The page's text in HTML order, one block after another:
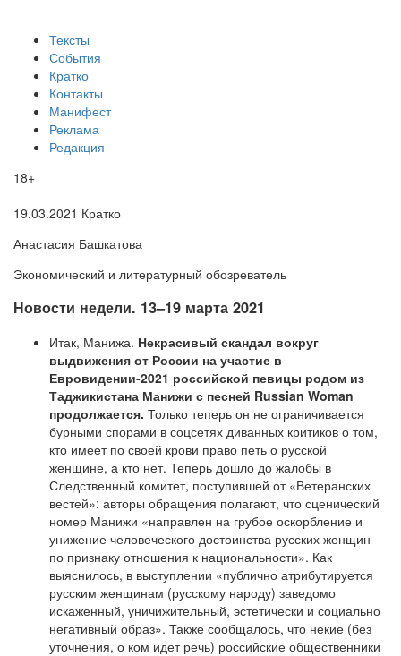
Тексты
События
Кратко
Контакты
Манифест
Реклама
Редакция
18+
19.03.2021 Кратко
Анастасия Башкатова
Экономический и литературный обозреватель
Новости недели. 13–19 марта 2021
Итак, Манижа. Некрасивый скандал вокруг
выдвижения от России на участие в
Евровидении-2021 российской певицы родом из
Таджикистана Манижи с песней Russian Woman
продолжается. Только теперь он не ограничивается
бурными спорами в соцсетях диванных критиков о том,
кто имеет по своей крови право петь о русской
женщине, а кто нет. Теперь дошло до жалобы в
Следственный комитет, поступившей от «Ветеранских
вестей»: авторы обращения полагают, что сценический
номер Манижи «направлен на грубое оскорбление и
унижение человеческого достоинства русских женщин
по признаку отношения к национальности». Как
выяснилось, в выступлении «публично атрибутируется
русским женщинам (русскому народу) заведомо
искаженный, уничижительный, эстетически и социально
негативный образ». Также сообщалось, что некие (без
уточнения, о ком идет речь) российские общественники